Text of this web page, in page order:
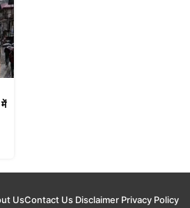
UsContact Us Disclaimer Privacy Policy